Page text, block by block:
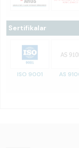
Sertifikalar
ISO 9001 AS